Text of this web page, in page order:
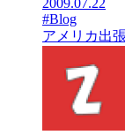
#Blog
アメリカ出